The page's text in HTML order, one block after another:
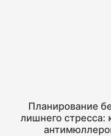
Планирование
лишнего стресса: